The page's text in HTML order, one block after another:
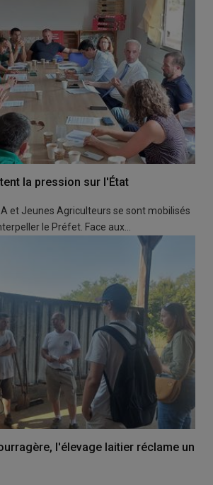
la pression sur l'État
et Jeunes Agriculteurs se sont mobilisés
le Préfet. Face aux…
l'élevage laitier réclame un